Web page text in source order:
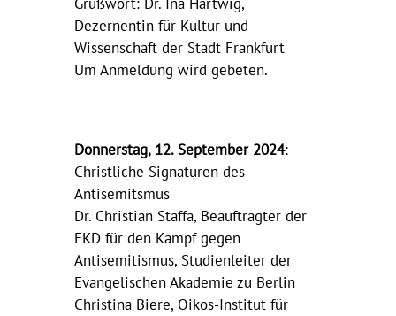
Dezernentin für Kultur und
Wissenschaft der Stadt Frankfurt
Um Anmeldung wird gebeten.
Donnerstag, 12. September 2024:
Christliche Signaturen des
Antisemitsmus
Dr. Christian Staffa, Beauftragter der
EKD für den Kampf gegen
Antisemitismus, Studienleiter der
Evangelischen Akademie zu Berlin
Christina Biere, Oikos-Institut für